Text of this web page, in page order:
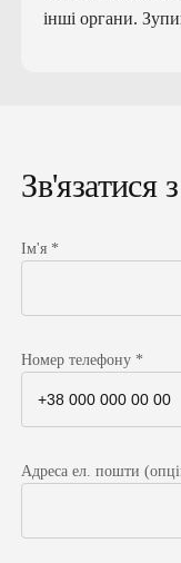
інші органи.
Діагностика
дозволяє
пухлини
КТ
дозволяє
УЗД
Зв'язатися
Ім'я *
Номер телефону *
Адреса ел. пошти